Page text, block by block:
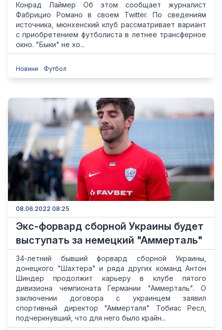
Конрад Лаймер Об этом сообщает журналист
Фабрицио Романо в своем Twitter. По сведениям
источника, мюнхенский клуб рассматривает вариант
с приобретением футболиста в летнее трансферное
окно. "Быки" не хо...
Новини Футбол
08.06.2022 08:25
Экс-форвард сборной Украины будет
выступать за немецкий "Аммерталь"
34-летний бывший форвард сборной Украины,
донецкого "Шахтера" и ряда других команд Антон
Шиндер продолжит карьеру в клубе пятого
дивизиона чемпионата Германии "Аммерталь". О
заключении договора с украинцем заявил
спортивный директор "Аммерталя" Тобиас Ресл,
подчеркнувший, что для него было крайн...